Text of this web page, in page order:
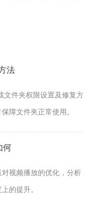
法
文件夹权限设置及修复方
障文件夹正常使用。
何
视频播放的优化，分析
的提升。